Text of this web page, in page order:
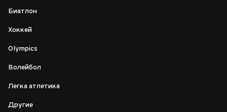
Биатлон
Хоккей
Olympics
Волейбол
Легка атлетика
Другие